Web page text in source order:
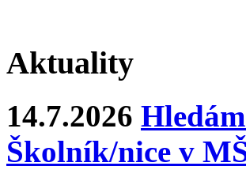
Aktuality
14.7.2026
Školník/nice v